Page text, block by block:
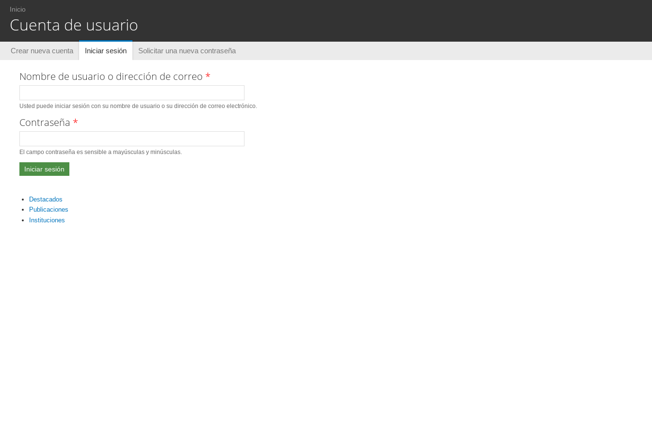
Usted está aquí
Inicio
Cuenta de usuario
Solapas principales
Crear nueva cuenta Iniciar sesión (solapa activa)
Solicitar una nueva contraseña
Nombre de usuario o dirección de correo *
Usted puede iniciar sesión con su nombre de usuario o su dirección de correo electrónico.
Contraseña *
El campo contraseña es sensible a mayúsculas y minúsculas.
Destacados
Publicaciones
Instituciones